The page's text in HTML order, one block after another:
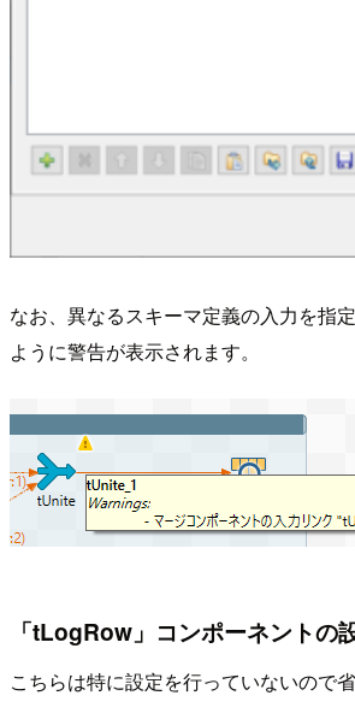
なお、異なるスキーマ定義の入力を指
ように警告が表示されます。
「tLogRow」コンポーネントの
こちらは特に設定を行っていないので省